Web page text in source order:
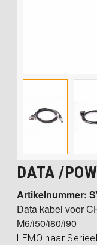
DATA /
Artikelnummer:
Data kabel voor
M6/i50/i80/i90
LEMO naar